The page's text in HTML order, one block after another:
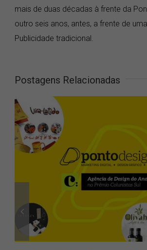
mais de duas décadas à frente da
outro seis anos, antes, a frente de
Publicidade tradicional.
Postagens Relacionadas